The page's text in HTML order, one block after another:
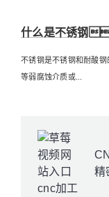
什么是不锈钢
不锈钢是不锈钢和耐
等弱腐蚀介质或...
精